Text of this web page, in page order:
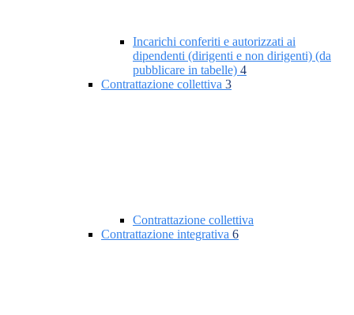
Incarichi conferiti e autorizzati ai
dipendenti (dirigenti e non dirigenti) (da
pubblicare in tabelle) 4
Contrattazione collettiva 3
Contrattazione collettiva
Contrattazione integrativa 6